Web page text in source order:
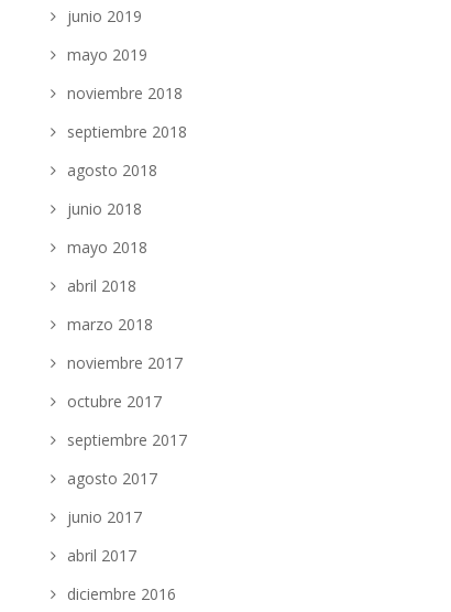
junio 2019
mayo 2019
noviembre 2018
septiembre 2018
agosto 2018
junio 2018
mayo 2018
abril 2018
marzo 2018
noviembre 2017
octubre 2017
septiembre 2017
agosto 2017
junio 2017
abril 2017
diciembre 2016